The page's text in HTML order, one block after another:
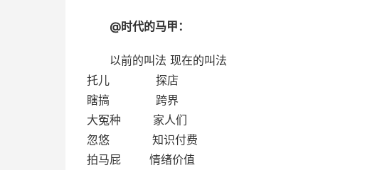
@时代的马甲：
以前的叫法 现在的叫法
托儿 探店
瞎搞 跨界
大冤种 家人们
忽悠 知识付费
拍马屁 情绪价值